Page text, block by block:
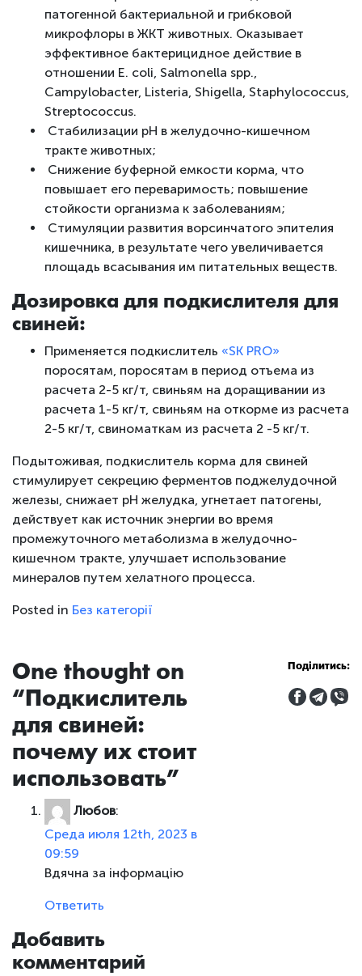
патогенной бактериальной и грибковой
микрофлоры в ЖКТ животных. Оказывает
эффективное бактерицидное действие в
отношении E. coli, Salmonella spp.,
Campylobacter, Listeria, Shigella, Staphylococcus,
Streptococcus.
Стабилизации pH в желудочно-кишечном
тракте животных;
Снижение буферной емкости корма, что
повышает его переваримость; повышение
стойкости организма к заболеваниям;
Стимуляции развития ворсинчатого эпителия
кишечника, в результате чего увеличивается
площадь всасывания им питательных веществ.
Дозировка для подкислителя для
свиней:
Применяется подкислитель «SK PRO»
поросятам, поросятам в период отъема из
расчета 2-5 кг/т, свиньям на доращивании из
расчета 1-5 кг/т, свиньям на откорме из расчета
2-5 кг/т, свиноматкам из расчета 2 -5 кг/т.
Подытоживая, подкислитель корма для свиней
стимулирует секрецию ферментов поджелудочной
железы, снижает рН желудка, угнетает патогены,
действует как источник энергии во время
промежуточного метаболизма в желудочно-
кишечном тракте, улучшает использование
минералов путем хелатного процесса.
Posted in Без категорії
One thought on
“Подкислитель
для свиней:
почему их стоит
использовать”
Любов:
Среда июля 12th, 2023 в
09:59
Вдячна за інформацію
Ответить
Добавить
комментарий
Поділитись: